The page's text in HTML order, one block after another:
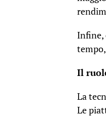
Infine,
Il
La
Le